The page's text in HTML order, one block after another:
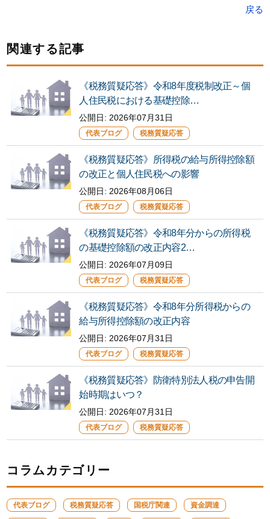
戻る
関連する記事
《税務質疑応答》令和8年度税制改正～個
人住民税における基礎控除…
公開日: 2026年07月31日
代表ブログ 税務質疑応答
《税務質疑応答》所得税の給与所得控除額
の改正と個人住民税への影響
公開日: 2026年08月06日
代表ブログ 税務質疑応答
《税務質疑応答》令和8年分からの所得税
の基礎控除額の改正内容2…
公開日: 2026年07月09日
代表ブログ 税務質疑応答
《税務質疑応答》令和8年分所得税からの
給与所得控除額の改正内容
公開日: 2026年07月31日
代表ブログ 税務質疑応答
《税務質疑応答》防衛特別法人税の申告開
始時期はいつ？
公開日: 2026年07月31日
代表ブログ 税務質疑応答
コラムカテゴリー
代表ブログ 税務質疑応答 国税庁関連 資金調達